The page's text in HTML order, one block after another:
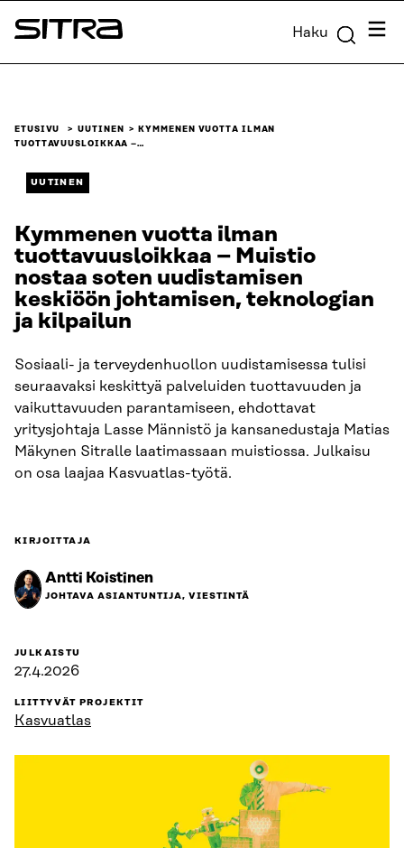
Siirry
suoraan
Sitra Haku
ETUSIVU UUTINEN
KYMMENEN VUOTTA ILMAN
TUOTTAVUUSLOIKKAA –…
UUTINEN
Kymmenen vuotta ilman
tuottavuusloikkaa – Muistio
nostaa soten uudistamisen
keskiöön johtamisen, teknologian
ja kilpailun
Sosiaali- ja terveydenhuollon uudistamisessa tulisi
seuraavaksi keskittyä palveluiden tuottavuuden ja
vaikuttavuuden parantamiseen, ehdottavat
yritysjohtaja Lasse Männistö ja kansanedustaja Matias
Mäkynen Sitralle laatimassaan muistiossa. Julkaisu
on osa laajaa Kasvuatlas-työtä.
KIRJOITTAJA
Antti Koistinen
JOHTAVA ASIANTUNTIJA, VIESTINTÄ
JULKAISTU
27.4.2026
LIITTYVÄT PROJEKTIT
Kasvuatlas